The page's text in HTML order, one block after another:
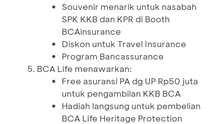
Souvenir menarik untuk nasabah
SPK KKB dan KPR di Booth
BCAinsurance
Diskon untuk Travel Insurance
Program Bancassurance
BCA Life menawarkan:
Free asuransi PA dg UP Rp50 juta
untuk pengambilan KKB BCA
Hadiah langsung untuk pembelian
BCA Life Heritage Protection